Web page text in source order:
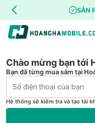
SẢN
Chào mừng bạn tới
Bạn đã từng mua sắm tại
Hệ thống sẽ kiểm tra và tạo tài